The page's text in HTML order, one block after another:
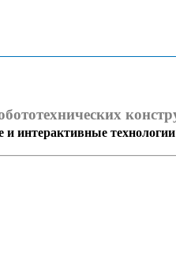
и интерактивные технологии